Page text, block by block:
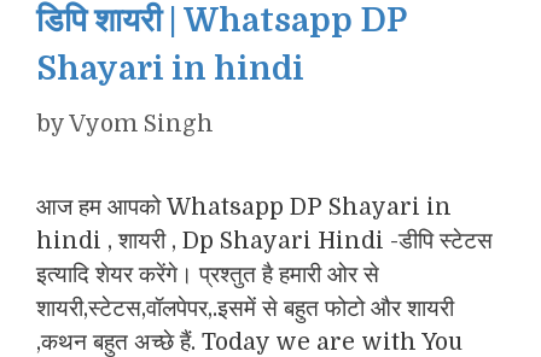
डिपि शायरी | Whatsapp DP
Shayari in hindi
byVyom Singh
आज हम आपको Whatsapp DP Shayari in
hindi , शायरी , Dp Shayari Hindi -डीपि स्टेटस
इत्यादि शेयर करेंगे। प्रश्तुत है हमारी ओर से
शायरी,स्टेटस,वॉलपेपर,.इसमें से बहुत फोटो और शायरी
,कथन बहुत अच्छे हैं. Today we are with You